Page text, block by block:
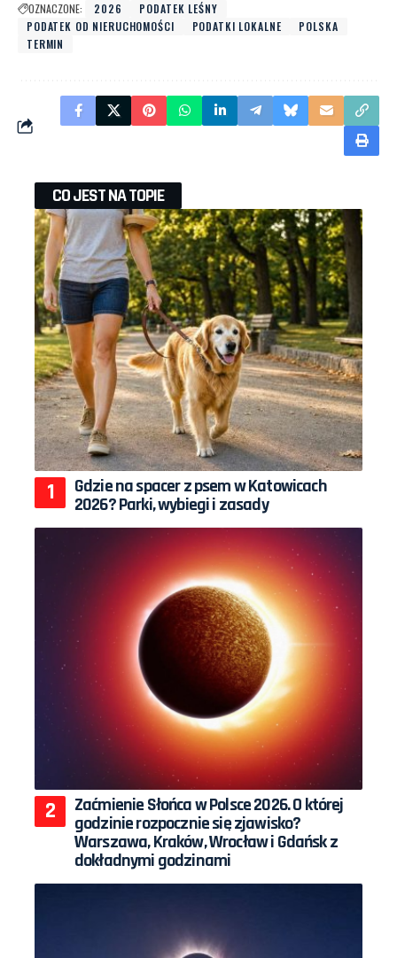
OZNACZONE: 2026
PODATEK LEŚNY
PODATEK OD NIERUCHOMOŚCI
PODATKI LOKALNE
POLSKA
TERMIN
CO JEST NA TOPIE
Gdzie na spacer z psem w Katowicach
2026? Parki, wybiegi i zasady
Zaćmienie Słońca w Polsce 2026. O której
godzinie rozpocznie się zjawisko?
Warszawa, Kraków, Wrocław i Gdańsk z
dokładnymi godzinami